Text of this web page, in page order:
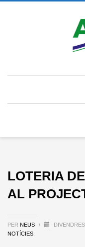
LOTERIA
AL
PER NEUS /
NOTÍCIES